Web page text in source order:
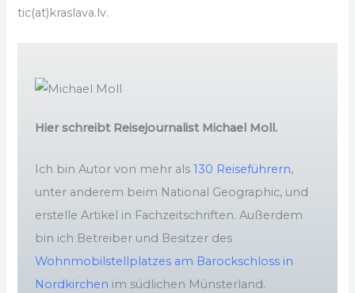
tic(at)kraslava.lv.
Hier schreibt Reisejournalist Michael Moll.
Ich bin Autor von mehr als130 Reiseführern,
unter anderem beim National Geographic, und
erstelle Artikel in Fachzeitschriften. Außerdem
bin ich Betreiber und Besitzer des
Wohnmobilstellplatzes am Barockschloss in
Nordkirchen im südlichen Münsterland.